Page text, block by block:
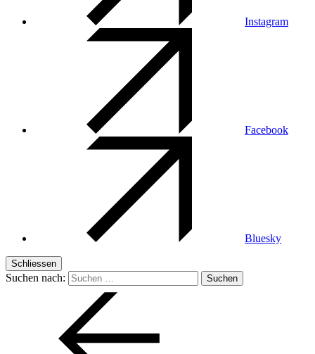
Instagram
Facebook
Bluesky
Schliessen
Suchen nach: